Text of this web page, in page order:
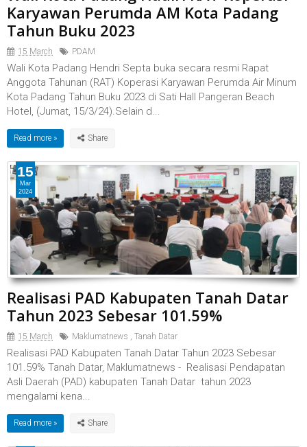
Karyawan Perumda AM Kota Padang
Tahun Buku 2023
15 March PDAM
Wali Kota Padang Hendri Septa buka secara resmi Rapat
Anggota Tahunan (RAT) Koperasi Karyawan Perumda Air Minum
Kota Padang Tahun Buku 2023 di Sati Hall Pangeran Beach
Hotel, (Jumat, 15/3/24).Selain d...
Read more »
Realisasi PAD Kabupaten Tanah Datar
Tahun 2023 Sebesar 101.59%
15 March Maklumatnews , Tanah Datar
Realisasi PAD Kabupaten Tanah Datar Tahun 2023 Sebesar
101.59% Tanah Datar, Maklumatnews - Realisasi Pendapatan
Asli Daerah (PAD) kabupaten Tanah Datar tahun 2023
mengalami kena...
Read more »
15
Mar
2024